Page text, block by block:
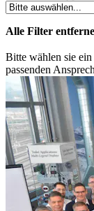
Alle Filter
Bitte wählen sie
passenden